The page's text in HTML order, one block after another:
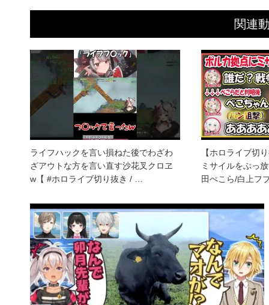
関連
ライフハックを言い損ねた後でわざわ
ざアウトな方を言い直す沙花叉クロヱ
w【 #ホロライブ切り抜き / …
【ホロライブ切
ミサイルをぶっ
田ぺこら/白上フ